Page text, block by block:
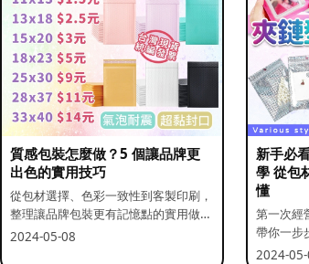
質感包裝怎麼做？5 個讓品牌更
出色的實用技巧
從包材選擇、色彩一致性到客製印刷，
整理讓品牌包裝更有記憶點的實用做
法。
2024-05-08
新手必
學 從包
懂
第一次經
帶你一步
重點。
2024-